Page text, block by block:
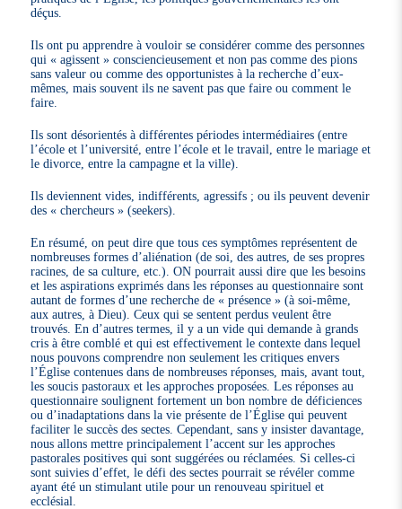
déçus.
Ils ont pu apprendre à vouloir se considérer comme des personnes
qui « agissent » consciencieusement et non pas comme des pions
sans valeur ou comme des opportunistes à la recherche d’eux-
mêmes, mais souvent ils ne savent pas que faire ou comment le
faire.
Ils sont désorientés à différentes périodes intermédiaires (entre
l’école et l’université, entre l’école et le travail, entre le mariage et
le divorce, entre la campagne et la ville).
Ils deviennent vides, indifférents, agressifs ; ou ils peuvent devenir
des « chercheurs » (seekers).
En résumé, on peut dire que tous ces symptômes représentent de
nombreuses formes d’aliénation (de soi, des autres, de ses propres
racines, de sa culture, etc.). ON pourrait aussi dire que les besoins
et les aspirations exprimés dans les réponses au questionnaire sont
autant de formes d’une recherche de « présence » (à soi-même,
aux autres, à Dieu). Ceux qui se sentent perdus veulent être
trouvés. En d’autres termes, il y a un vide qui demande à grands
cris à être comblé et qui est effectivement le contexte dans lequel
nous pouvons comprendre non seulement les critiques envers
l’Église contenues dans de nombreuses réponses, mais, avant tout,
les soucis pastoraux et les approches proposées. Les réponses au
questionnaire soulignent fortement un bon nombre de déficiences
ou d’inadaptations dans la vie présente de l’Église qui peuvent
faciliter le succès des sectes. Cependant, sans y insister davantage,
nous allons mettre principalement l’accent sur les approches
pastorales positives qui sont suggérées ou réclamées. Si celles-ci
sont suivies d’effet, le défi des sectes pourrait se révéler comme
ayant été un stimulant utile pour un renouveau spirituel et
ecclésial.